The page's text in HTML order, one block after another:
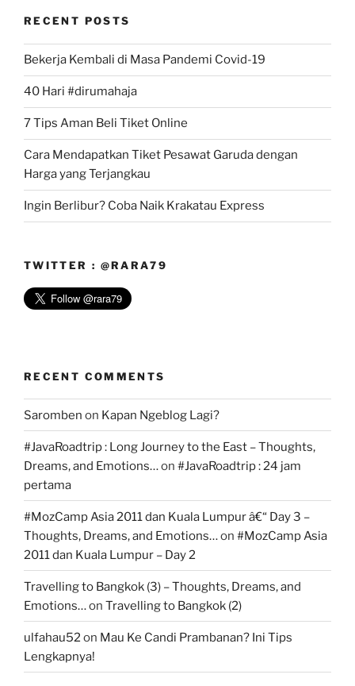
RECENT POSTS
Bekerja Kembali di Masa Pandemi Covid-19
40 Hari #dirumahaja
7 Tips Aman Beli Tiket Online
Cara Mendapatkan Tiket Pesawat Garuda dengan
Harga yang Terjangkau
Ingin Berlibur? Coba Naik Krakatau Express
TWITTER : @RARA79
RECENT COMMENTS
Saromben on Kapan Ngeblog Lagi?
#JavaRoadtrip : Long Journey to the East – Thoughts,
Dreams, and Emotions…on #JavaRoadtrip : 24 jam
pertama
#MozCamp Asia 2011 dan Kuala Lumpur â€“ Day 3 –
Thoughts, Dreams, and Emotions…on #MozCamp Asia
2011 dan Kuala Lumpur – Day 2
Travelling to Bangkok (3) – Thoughts, Dreams, and
Emotions…on Travelling to Bangkok (2)
ulfahau52on Mau Ke Candi Prambanan? Ini Tips
Lengkapnya!